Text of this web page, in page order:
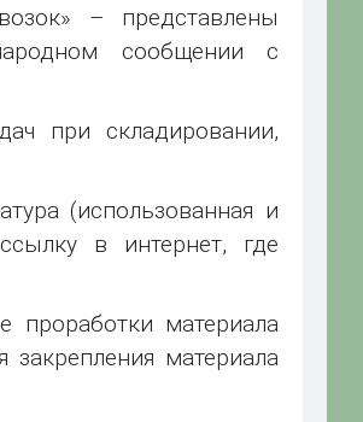
– представлены
сообщении с
при складировании,
(использованная и
в интернет, где
проработки материала
материала